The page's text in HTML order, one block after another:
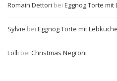
Romain Dettori bei Eggnog Torte
Sylvie bei Eggnog Torte mit
Lölli bei Christmas Negroni